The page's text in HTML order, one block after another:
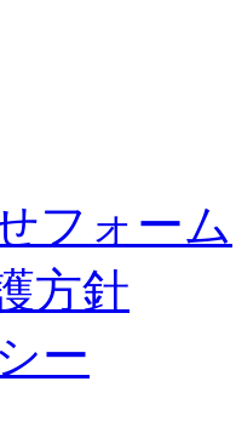
フォーム
方針
ー